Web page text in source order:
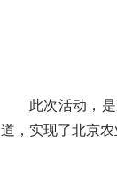
此次活动，
道，实现了北京